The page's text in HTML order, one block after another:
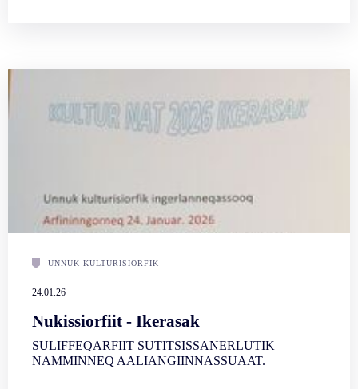
UNNUK KULTURISIORFIK
24.01.26
Nukissiorfiit - Ikerasak
SULIFFEQARFIIT SUTITSISSANERLUTIK
NAMMINNEQ AALIANGIINNASSUAAT.